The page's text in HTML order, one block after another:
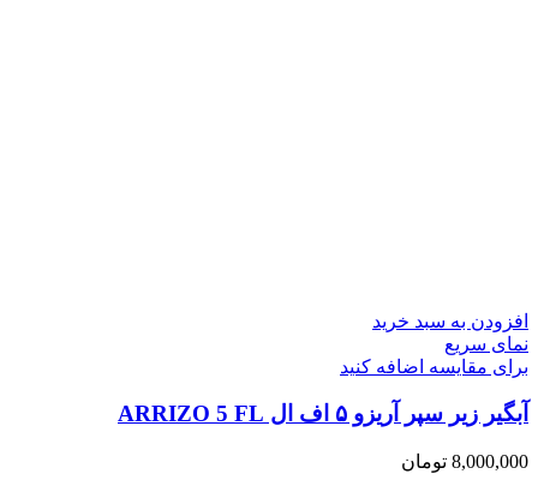
افزودن به سبد خرید
نمای سریع
برای مقایسه اضافه کنید
آبگیر زیر سپر آریزو ۵ اف ال ARRIZO 5 FL
8,000,000 تومان